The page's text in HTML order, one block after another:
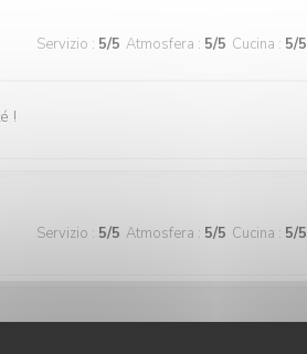
Servizio : 5/5 Atmosfera : 5/5 Cucina : 5/5
!
Servizio : 5/5 Atmosfera : 5/5 Cucina : 5/5